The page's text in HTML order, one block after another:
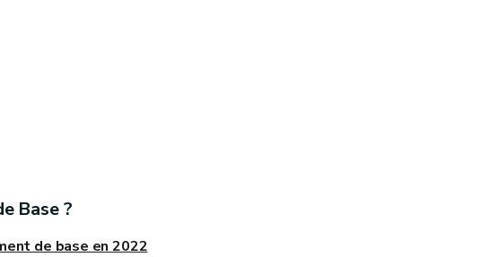
Base ?
de base en 2022